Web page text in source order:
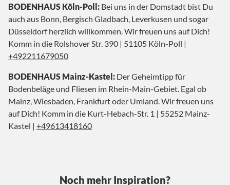
BODENHAUS Köln-Poll: Bei uns in der Domstadt bist Du
auch aus Bonn, Bergisch Gladbach, Leverkusen und sogar
Düsseldorf herzlich willkommen. Wir freuen uns auf Dich!
Komm in die Rolshover Str. 390 | 51105 Köln-Poll |
+492211679050
BODENHAUS Mainz-Kastel: Der Geheimtipp für
Bodenbeläge und Fliesen im Rhein-Main-Gebiet. Egal ob
Mainz, Wiesbaden, Frankfurt oder Umland. Wir freuen uns
auf Dich! Komm in die Kurt-Hebach-Str. 1 | 55252 Mainz-
Kastel | +49613418160
Noch mehr Inspiration?